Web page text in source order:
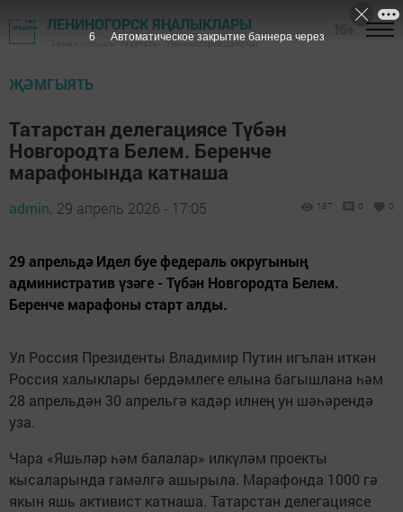
ЛЕНИНОГОРСК ЯҢАЛЫКЛАРЫ
"Заман сулышы" газетасы - Лениногорск районы
ҖӘМГЫЯТЬ
Татарстан делегациясе Түбән
Новгородта Белем. Беренче
марафонында катнаша
admin, 29 апрель 2026 - 17:05 187 0 0
29 апрельдә Идел буе федераль округының
административ үзәге - Түбән Новгородта Белем.
Беренче марафоны старт алды.
Ул Россия Президенты Владимир Путин игълан иткән
Россия халыклары бердәмлеге елына багышлана һәм
28 апрельдән 30 апрельгә кадәр илнең ун шәһәрендә
уза.
Чара «Яшьләр һәм балалар» илкүләм проекты
кысаларында гамәлгә ашырыла. Марафонда 1000 гә
якын яшь активист катнаша. Татарстан делегациясе
5 Автоматическое закрытие баннера через